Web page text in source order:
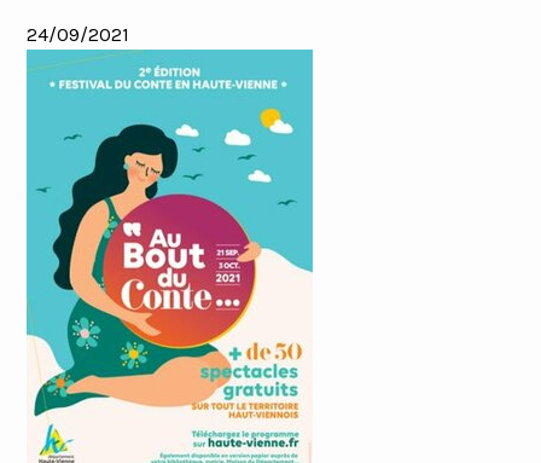
24/09/2021